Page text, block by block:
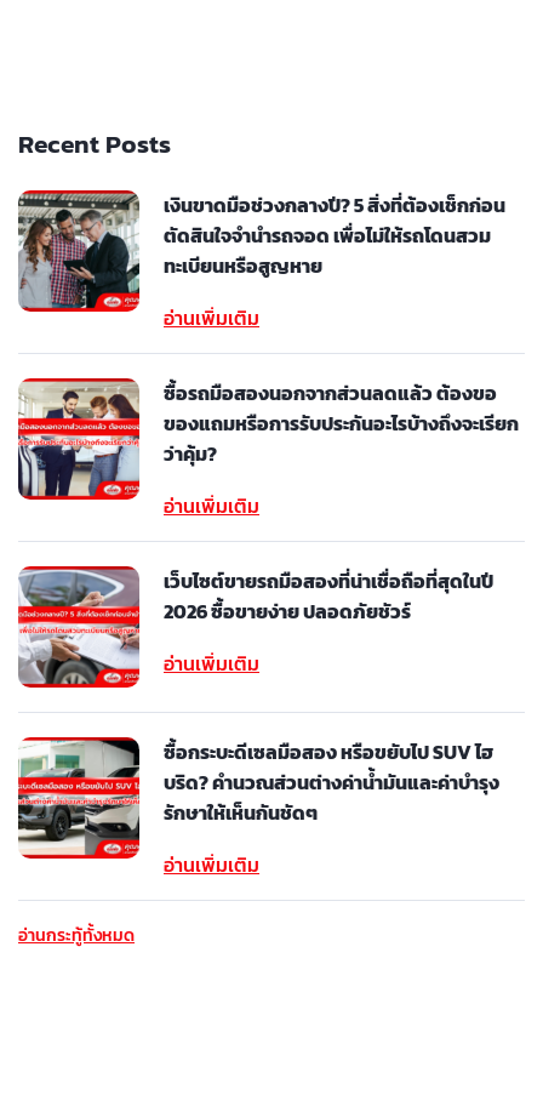
Recent Posts
เงินขาดมือช่วงกลางปี? 5 สิ่งที่ต้องเช็กก่อน
ตัดสินใจจำนำรถจอด เพื่อไม่ให้รถโดนสวม
ทะเบียนหรือสูญหาย
อ่านเพิ่มเติม
ซื้อรถมือสองนอกจากส่วนลดแล้ว ต้องขอ
ของแถมหรือการรับประกันอะไรบ้างถึงจะเรียก
ว่าคุ้ม?
อ่านเพิ่มเติม
เว็บไซต์ขายรถมือสองที่น่าเชื่อถือที่สุดในปี
2026 ซื้อขายง่าย ปลอดภัยชัวร์
อ่านเพิ่มเติม
ซื้อกระบะดีเซลมือสอง หรือขยับไป SUV ไฮ
บริด? คำนวณส่วนต่างค่าน้ำมันและค่าบำรุง
รักษาให้เห็นกันชัดๆ
อ่านเพิ่มเติม
อ่านกระทู้ทั้งหมด